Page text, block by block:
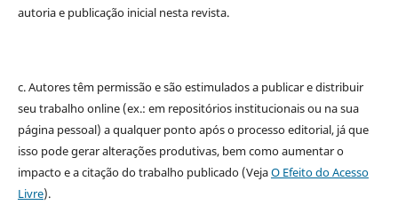
autoria e publicação inicial nesta revista.
c. Autores têm permissão e são estimulados a publicar e distribuir
seu trabalho online (ex.: em repositórios institucionais ou na sua
página pessoal) a qualquer ponto após o processo editorial, já que
isso pode gerar alterações produtivas, bem como aumentar o
impacto e a citação do trabalho publicado (VejaO Efeito do Acesso
Livre).